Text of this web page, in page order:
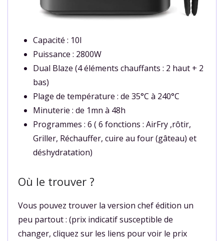
Capacité : 10l
Puissance : 2800W
Dual Blaze (4 éléments chauffants : 2 haut + 2
bas)
Plage de température : de 35°C à 240°C
Minuterie : de 1mn à 48h
Programmes : 6 ( 6 fonctions : AirFry ,rôtir,
Griller, Réchauffer, cuire au four (gâteau) et
déshydratation)
Où le trouver ?
Vous pouvez trouver la version chef édition un
peu partout : (prix indicatif susceptible de
changer, cliquez sur les liens pour voir le prix